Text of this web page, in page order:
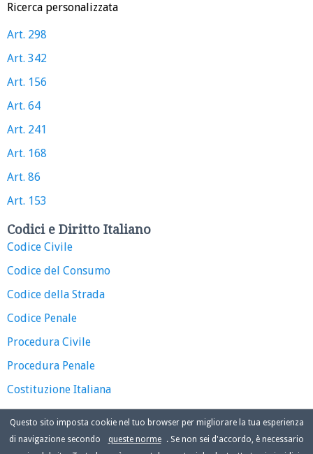
Ricerca personalizzata
Art. 298
Art. 342
Art. 156
Art. 64
Art. 241
Art. 168
Art. 86
Art. 153
Codici e Diritto Italiano
Codice Civile
Codice del Consumo
Codice della Strada
Codice Penale
Procedura Civile
Procedura Penale
Costituzione Italiana
Questo sito imposta cookie nel tuo browser per migliorare la tua esperienza
di navigazione secondo
queste norme
. Se non sei d'accordo, è necessario